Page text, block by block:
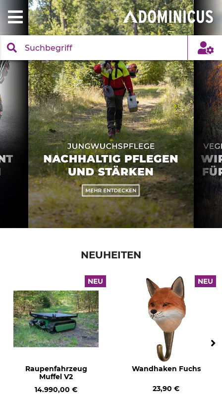
NEUHEITEN
NEU
Raupenfahrzeug
Muffel V2
14.990,00 €
NEU
Wandhaken Fuchs
23,90 €